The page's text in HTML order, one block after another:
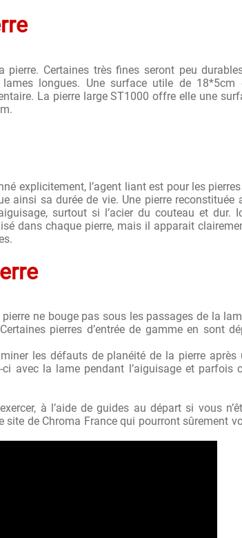
Certaines très fines seront peu
lames longues. Une surface utile de 18*5cm
La pierre large ST1000 offre elle une
explicitement, l’agent liant est pour les
ainsi sa durée de vie. Une pierre reconstituée
surtout si l’acier du couteau et dur.
dans chaque pierre, mais il apparait
ne bouge pas sous les passages de la
pierres d’entrée de gamme en sont
les défauts de planéité de la pierre après
ci avec la lame pendant l’aiguisage et parfois
à l’aide de guides au départ si vous
site de Chroma France qui pourront sûrement